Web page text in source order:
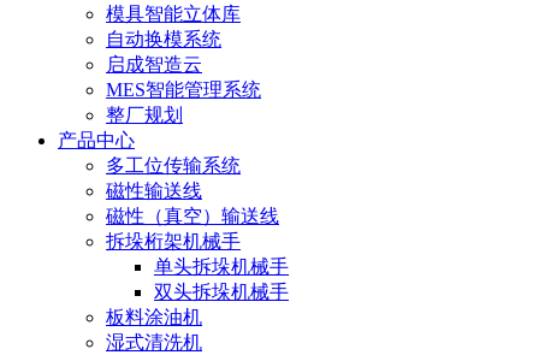
模具智能立体库
自动换模系统
启成智造云
MES智能管理系统
整厂规划
产品中心
多工位传输系统
磁性输送线
磁性（真空）输送线
拆垛桁架机械手
单头拆垛机械手
双头拆垛机械手
板料涂油机
湿式清洗机